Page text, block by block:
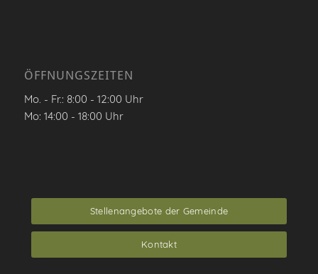
ÖFFNUNGSZEITEN
Mo. - Fr.: 8:00 - 12:00 Uhr
Mo: 14:00 - 18:00 Uhr
Stellenangebote der Gemeinde
Kontakt